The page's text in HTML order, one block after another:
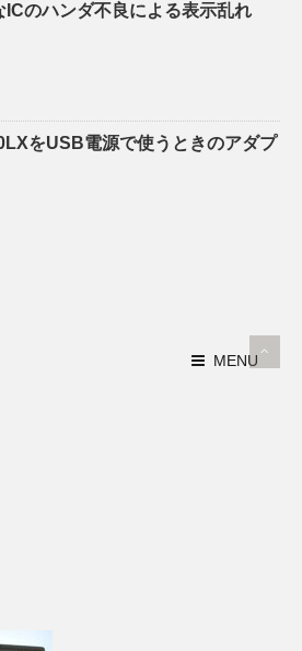
ICのハンダ不良による表示乱れ
をUSB電源で使うときのアダプ